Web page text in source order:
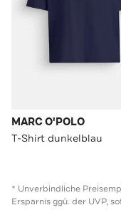
MARC O'POLO
T-Shirt dunkelblau
* Unverbindliche
Ersparnis ggü. der UVP,